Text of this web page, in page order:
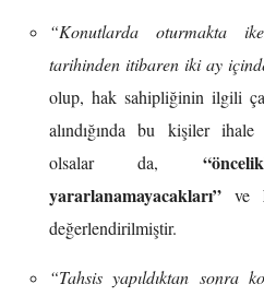
“Konutlarda oturmakta
tarihinden itibaren iki ay
olup, hak sahipliğinin ilgili
alındığında bu kişiler
olsalar da,
yararlanamayacakları” ve
değerlendirilmiştir.
“Tahsis yapıldıktan sonra